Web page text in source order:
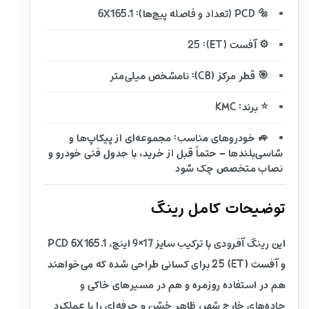
🔩 PCD (تعداد و فاصله پیچ‌ها): 6X165.1
⚙️ آفست (ET): 25
🎯 قطر مرکز (CB): نامشخص میلی‌متر
⭐ برند: KMC
🚙 خودروهای مناسب: مجموعه‌ای از پیکاپ‌ها و
شاسی‌بلندها – حتماً قبل از خرید، با جدول فنی خودرو و
نصاب متخصص چک شود
توضیحات کامل رینگ
این رینگ آفرودی با ترکیب سایز 17×9 اینچ، PCD 6X165.1
و آفست (ET) 25 برای کسانی طراحی شده که می‌خواهند
هم در استفاده روزمره و هم در مسیرهای خاکی و